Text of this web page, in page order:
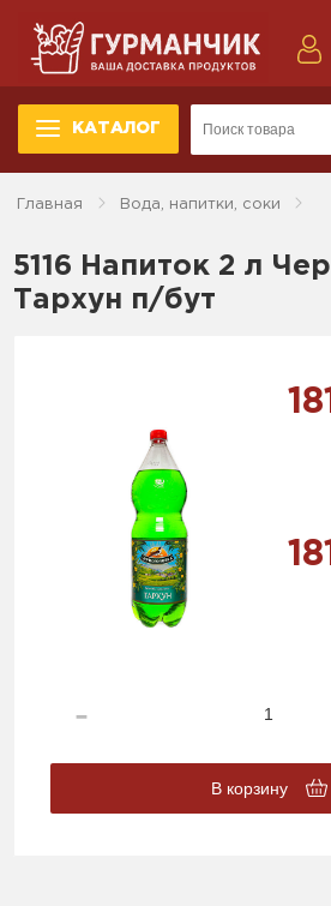
КАТАЛОГ
Главная Вода, напитки, соки
5116 Напиток 2 л
Тархун п/бут
В корзину